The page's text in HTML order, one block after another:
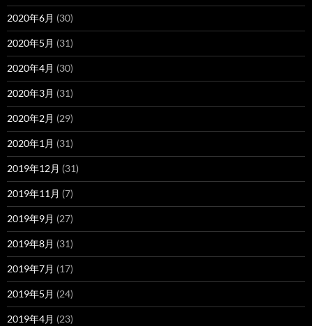
2020年6月 (30)
2020年5月 (31)
2020年4月 (30)
2020年3月 (31)
2020年2月 (29)
2020年1月 (31)
2019年12月 (31)
2019年11月 (7)
2019年9月 (27)
2019年8月 (31)
2019年7月 (17)
2019年5月 (24)
2019年4月 (23)